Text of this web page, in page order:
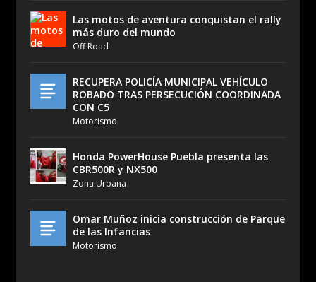
Las motos de aventura conquistan el rally
más duro del mundo
Off Road
RECUPERA POLICÍA MUNICIPAL VEHÍCULO
ROBADO TRAS PERSECUCIÓN COORDINADA
CON C5
Motorismo
Honda PowerHouse Puebla presenta las
CBR500R y NX500
Zona Urbana
Omar Muñoz inicia construcción de Parque
de las Infancias
Motorismo